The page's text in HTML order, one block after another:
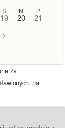
S
19
N
20
P
21
>
za
na